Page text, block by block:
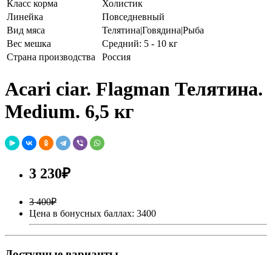
Класс корма
Холистик
Линейка
Повседневный
Вид мяса
Телятина|Говядина|Рыба
Вес мешка
Средний: 5 - 10 кг
Страна производства
Россия
Acari ciar. Flagman Телятина.
Medium. 6,5 кг
3 230₽
3 400₽
Цена в бонусных баллах: 3400